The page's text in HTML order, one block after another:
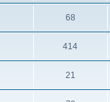
68
414
21